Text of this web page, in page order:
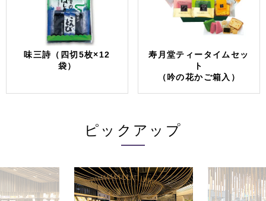
味三詩（四切5枚×12
袋）
寿月堂ティータイムセッ
ト
（吟の花かご箱入）
ピックアップ